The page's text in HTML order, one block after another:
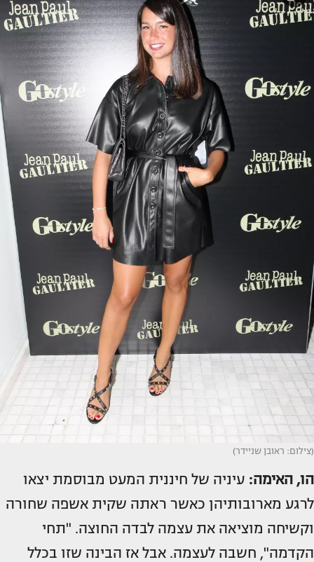
(צילום: ראובן שניידר)
הו, האימה: עיניה של חיננית המעט מבוסמת יצאו
לרגע מארובותיהן כאשר ראתה שקית אשפה שחורה
וקשיחה מוציאה את עצמה לבדה החוצה. "תחי
הקדמה", חשבה לעצמה. אבל אז הבינה שזו בכלל